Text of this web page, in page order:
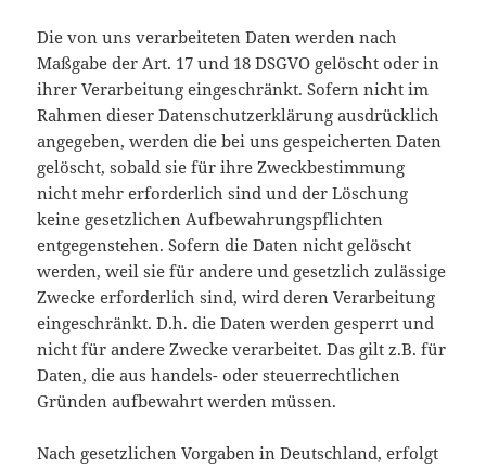
Die von uns verarbeiteten Daten werden nach
Maßgabe der Art. 17 und 18 DSGVO gelöscht oder in
ihrer Verarbeitung eingeschränkt. Sofern nicht im
Rahmen dieser Datenschutzerklärung ausdrücklich
angegeben, werden die bei uns gespeicherten Daten
gelöscht, sobald sie für ihre Zweckbestimmung
nicht mehr erforderlich sind und der Löschung
keine gesetzlichen Aufbewahrungspflichten
entgegenstehen. Sofern die Daten nicht gelöscht
werden, weil sie für andere und gesetzlich zulässige
Zwecke erforderlich sind, wird deren Verarbeitung
eingeschränkt. D.h. die Daten werden gesperrt und
nicht für andere Zwecke verarbeitet. Das gilt z.B. für
Daten, die aus handels- oder steuerrechtlichen
Gründen aufbewahrt werden müssen.
Nach gesetzlichen Vorgaben in Deutschland, erfolgt